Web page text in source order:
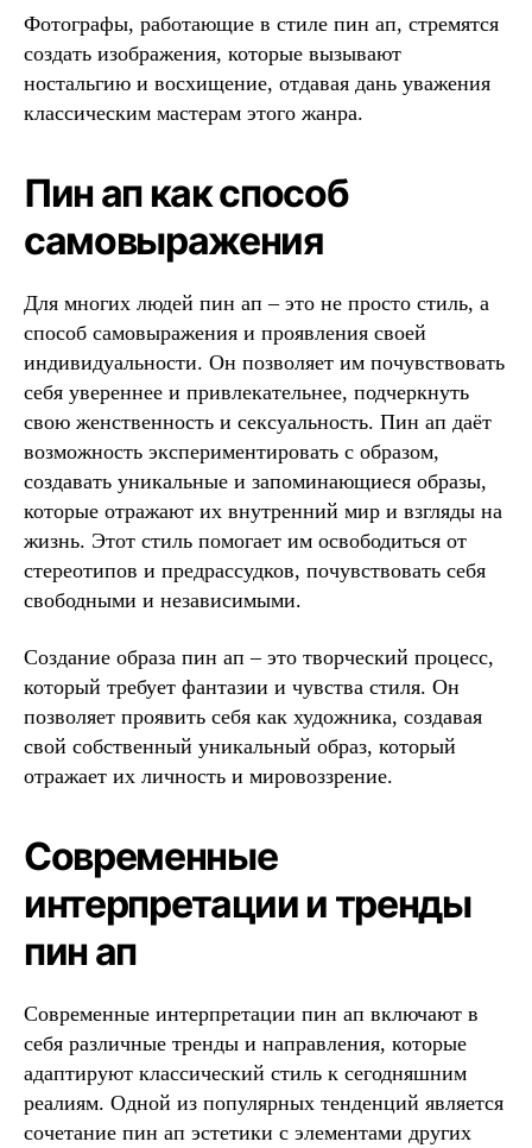
Фотографы, работающие в стиле пин ап, стремятся
создать изображения, которые вызывают
ностальгию и восхищение, отдавая дань уважения
классическим мастерам этого жанра.
Пин ап как способ
самовыражения
Для многих людей пин ап – это не просто стиль, а
способ самовыражения и проявления своей
индивидуальности. Он позволяет им почувствовать
себя увереннее и привлекательнее, подчеркнуть
свою женственность и сексуальность. Пин ап даёт
возможность экспериментировать с образом,
создавать уникальные и запоминающиеся образы,
которые отражают их внутренний мир и взгляды на
жизнь. Этот стиль помогает им освободиться от
стереотипов и предрассудков, почувствовать себя
свободными и независимыми.
Создание образа пин ап – это творческий процесс,
который требует фантазии и чувства стиля. Он
позволяет проявить себя как художника, создавая
свой собственный уникальный образ, который
отражает их личность и мировоззрение.
Современные
интерпретации и тренды
пин ап
Современные интерпретации пин ап включают в
себя различные тренды и направления, которые
адаптируют классический стиль к сегодняшним
реалиям. Одной из популярных тенденций является
сочетание пин ап эстетики с элементами других